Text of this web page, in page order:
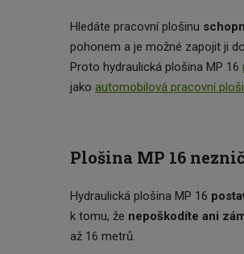
Hledáte pracovní plošinu
pohonem a je možné zapojit ji
Proto hydraulická plošina MP 16
jako automobilová pracovní
Plošina MP 16
Hydraulická plošina MP 16
k tomu, že nepoškodíte ani
až 16 metrů.